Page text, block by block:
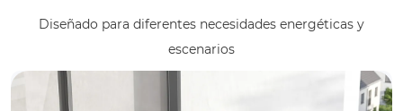
Diseñado para diferentes necesidades energéticas y
escenarios